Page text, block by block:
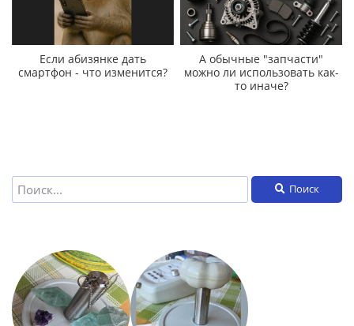
Если абизянке дать
смартфон - что изменится?
А обычные "запчасти"
можно ли использовать как-
то иначе?
Поиск